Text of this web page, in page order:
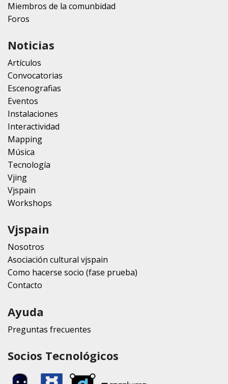
Miembros de la comunbidad
Foros
Noticias
Artículos
Convocatorias
Escenografias
Eventos
Instalaciones
Interactividad
Mapping
Música
Tecnología
Vjing
Vjspain
Workshops
Vjspain
Nosotros
Asociación cultural vjspain
Como hacerse socio (fase prueba)
Contacto
Ayuda
Preguntas frecuentes
Socios Tecnológicos